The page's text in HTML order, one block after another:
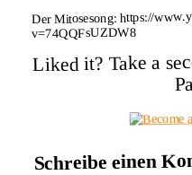
Der Mitosesong: https://
v=74QQFsUZDW8
Liked it? Take a
Schreibe einen